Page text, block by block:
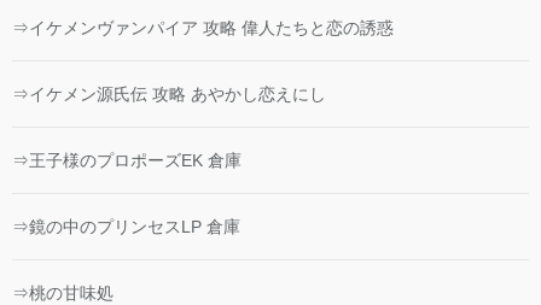
⇒イケメンヴァンパイア 攻略 偉人たちと恋の誘惑
⇒イケメン源氏伝 攻略 あやかし恋えにし
⇒王子様のプロポーズEK 倉庫
⇒鏡の中のプリンセスLP 倉庫
⇒桃の甘味処